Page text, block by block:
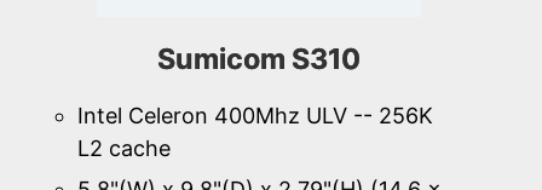
Sumicom S310
Intel Celeron 400Mhz ULV -- 256K
L2 cache